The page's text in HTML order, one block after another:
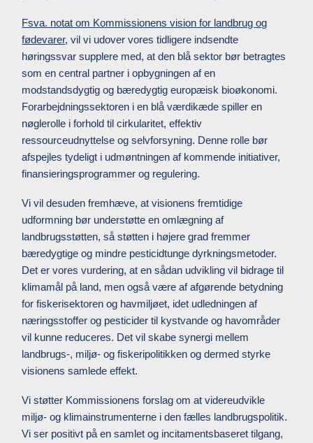
Fsva. notat om Kommissionens vision for landbrug og
fødevarer, vil vi udover vores tidligere indsendte
høringssvar supplere med, at den blå sektor bør betragtes
som en central partner i opbygningen af en
modstandsdygtig og bæredygtig europæisk bioøkonomi.
Forarbejdningssektoren i en blå værdikæde spiller en
nøglerolle i forhold til cirkularitet, effektiv
ressourceudnyttelse og selvforsyning. Denne rolle bør
afspejles tydeligt i udmøntningen af kommende initiativer,
finansieringsprogrammer og regulering.
Vi vil desuden fremhæve, at visionens fremtidige
udformning bør understøtte en omlægning af
landbrugsstøtten, så støtten i højere grad fremmer
bæredygtige og mindre pesticidtunge dyrkningsmetoder.
Det er vores vurdering, at en sådan udvikling vil bidrage til
klimamål på land, men også være af afgørende betydning
for fiskerisektoren og havmiljøet, idet udledningen af
næringsstoffer og pesticider til kystvande og havområder
vil kunne reduceres. Det vil skabe synergi mellem
landbrugs-, miljø- og fiskeripolitikken og dermed styrke
visionens samlede effekt.
Vi støtter Kommissionens forslag om at videreudvikle
miljø- og klimainstrumenterne i den fælles landbrugspolitik.
Vi ser positivt på en samlet og incitamentsbaseret tilgang,